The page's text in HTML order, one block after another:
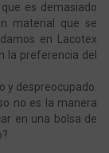
es demasiado
material que se
en Lacotex
la preferencia del
y despreocupado.
no es la manera
en una bolsa de